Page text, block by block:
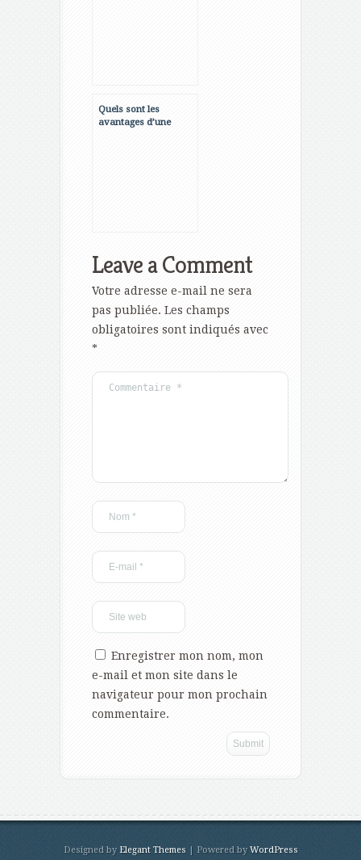
Quels sont les
avantages d’une
Leave a Comment
Votre adresse e-mail ne sera
pas publiée. Les champs
obligatoires sont indiqués avec
*
Enregistrer mon nom, mon
e-mail et mon site dans le
navigateur pour mon prochain
commentaire.
Designed byElegant Themes| Powered byWordPress